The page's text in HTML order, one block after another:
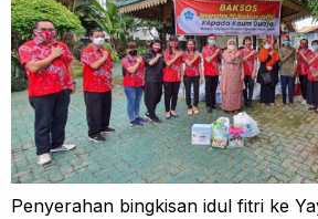
Penyerahan bingkisan idul fitri ke